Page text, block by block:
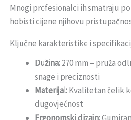
Mnogi profesionalci ih smatraju
hobisti cijene njihovu
Ključne karakteristike i
Dužina:270 mm – pruža
snage i preciznosti
Materijal:Kvalitetan čelik
dugovječnost
Ergonomski dizajn: